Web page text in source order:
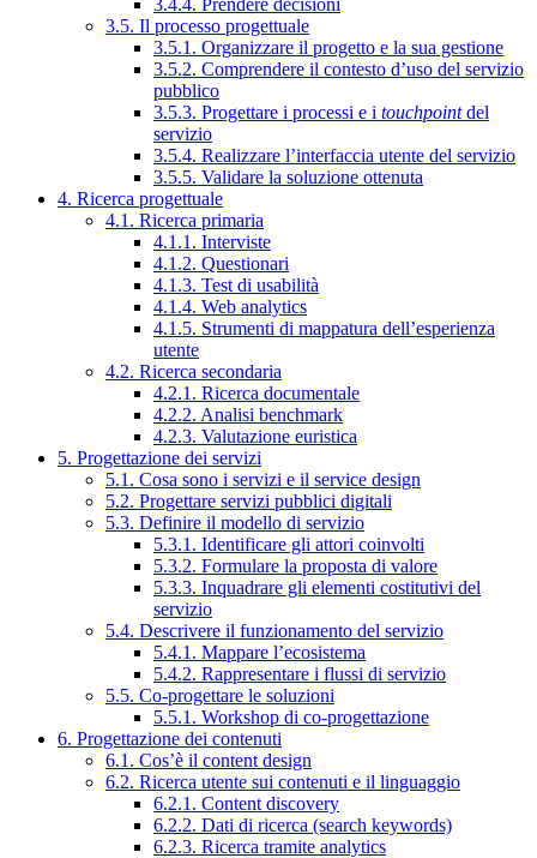
3.4.4. Prendere decisioni
3.5. Il processo progettuale
3.5.1. Organizzare il progetto e la sua gestione
3.5.2. Comprendere il contesto d’uso del servizio
pubblico
3.5.3. Progettare i processi e i touchpointdel
servizio
3.5.4. Realizzare l’interfaccia utente del servizio
3.5.5. Validare la soluzione ottenuta
4. Ricerca progettuale
4.1. Ricerca primaria
4.1.1. Interviste
4.1.2. Questionari
4.1.3. Test di usabilità
4.1.4. Web analytics
4.1.5. Strumenti di mappatura dell’esperienza
utente
4.2. Ricerca secondaria
4.2.1. Ricerca documentale
4.2.2. Analisi benchmark
4.2.3. Valutazione euristica
5. Progettazione dei servizi
5.1. Cosa sono i servizi e il service design
5.2. Progettare servizi pubblici digitali
5.3. Definire il modello di servizio
5.3.1. Identificare gli attori coinvolti
5.3.2. Formulare la proposta di valore
5.3.3. Inquadrare gli elementi costitutivi del
servizio
5.4. Descrivere il funzionamento del servizio
5.4.1. Mappare l’ecosistema
5.4.2. Rappresentare i flussi di servizio
5.5. Co-progettare le soluzioni
5.5.1. Workshop di co-progettazione
6. Progettazione dei contenuti
6.1. Cos’è il content design
6.2. Ricerca utente sui contenuti e il linguaggio
6.2.1. Content discovery
6.2.2. Dati di ricerca (search keywords)
6.2.3. Ricerca tramite analytics